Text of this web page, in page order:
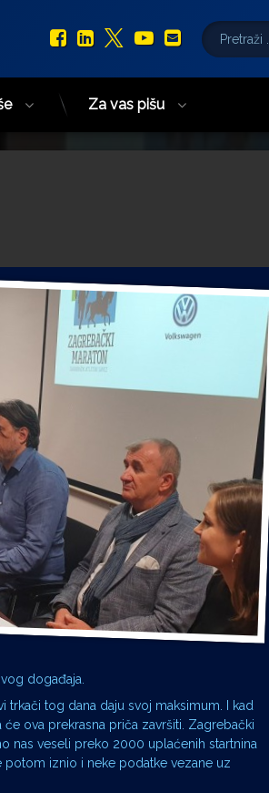
Facebook
LinkedIn
X.com
YouTube
E-mail
Pretraži:
Za vas pišu
događaja.
trkači tog dana daju svoj maksimum. I kad
ova prekrasna priča završiti. Zagrebački
nas veseli preko 2000 uplaćenih startnina
potom iznio i neke podatke vezane uz